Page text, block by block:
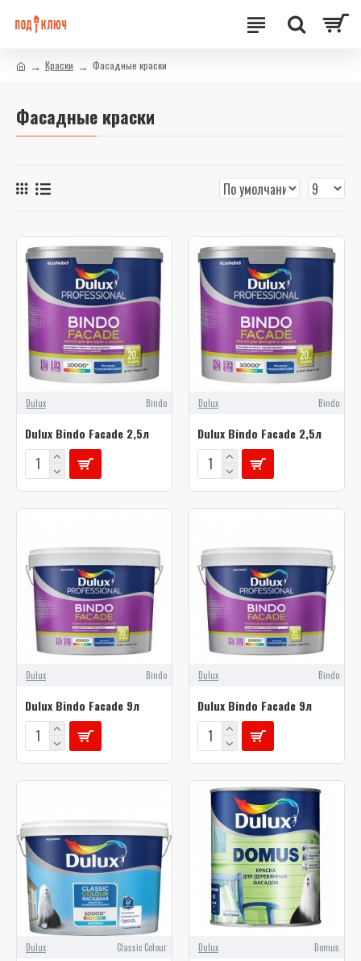
Краски Фасадные краски
Фасадные краски
Dulux Bindo
Dulux Bindo Facade 2,5л
Dulux Bindo
Dulux Bindo Facade 2,5л
Dulux Bindo
Dulux Bindo Facade 9л
Dulux Bindo
Dulux Bindo Facade 9л
Dulux Classic Colour Dulux Domus